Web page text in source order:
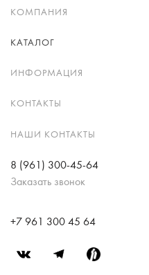
КОМПАНИЯ
КАТАЛОГ
ИНФОРМАЦИЯ
КОНТАКТЫ
НАШИ КОНТАКТЫ
8 (961) 300-45-64
Заказать звонок
+7 961 300 45 64